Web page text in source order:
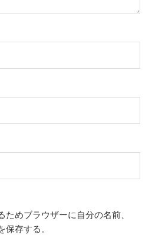
めブラウザーに自分の名前、
存する。